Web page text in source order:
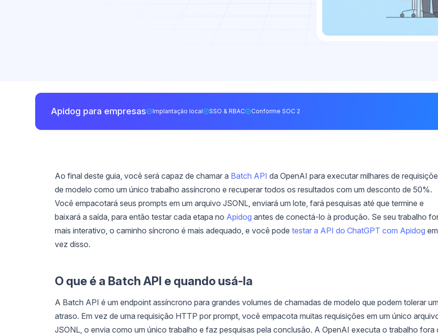
Apidog para empresas Implantação local SSO & RBAC Conforme SOC 2
Ao final deste guia, você será capaz de chamar a Batch API da OpenAI para executar milhares de
de modelo como um único trabalho assíncrono e recuperar todos os resultados com um desconto de 50%.
Você empacotará seus prompts em um arquivo JSONL, enviará um lote, fará pesquisas até que termine e
baixará a saída, para então testar cada etapa no Apidog antes de conectá-lo à produção. Se seu trabalho
mais interativo, o caminho síncrono é mais adequado, e você pode testar a API do ChatGPT com Apidog em
vez disso.
O que é a Batch API e quando usá-la
A Batch API é um endpoint assíncrono para grandes volumes de chamadas de modelo que podem tolerar um
atraso. Em vez de uma requisição HTTP por prompt, você empacota muitas requisições em um único
JSONL, o envia como um único trabalho e faz pesquisas pela conclusão. A OpenAI executa o trabalho fora